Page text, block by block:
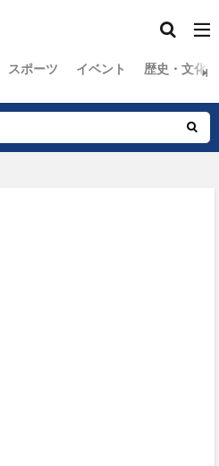
スポーツ イベント 歴史・文化